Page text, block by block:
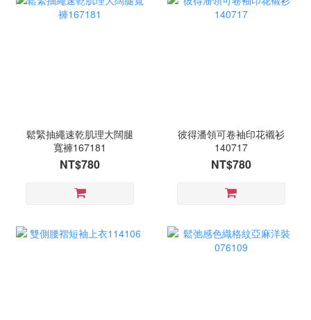
鬆緊抽繩速乾肌理大闊腿
寬褲167181
NT$780
彼得潘領可卷袖印花襯衫
140717
NT$780